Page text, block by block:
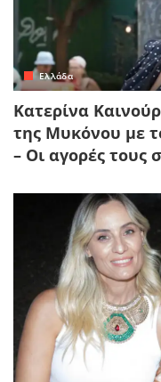
Ελλάδα
Κατερίνα
της Μυκόνου με
– Οι αγορές τους